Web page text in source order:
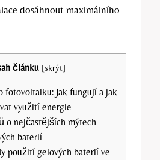
dosáhnout maximálního
článku [skrýt]
fotovoltaiku: Jak fungují a jak
využití energie
o nejčastějších mýtech
baterií
použití gelových baterií ve